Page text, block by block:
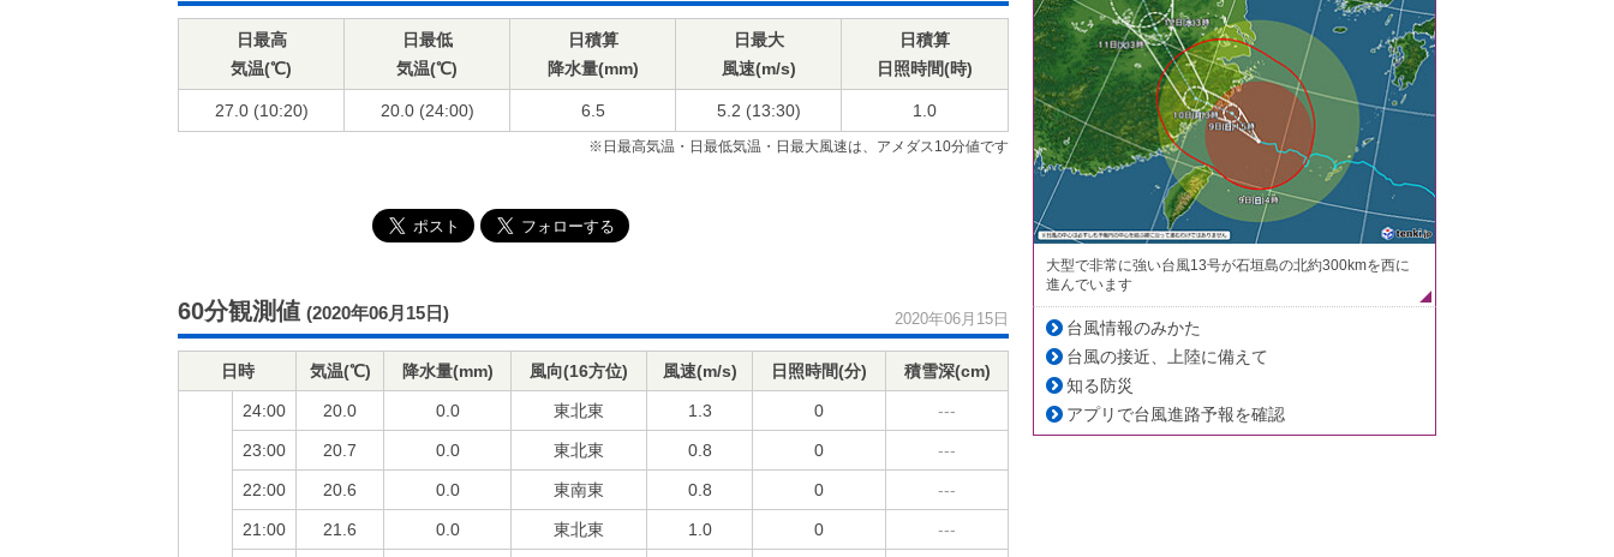
日最高
気温(℃)
日最低
気温(℃)
日積算
降水量(mm)
日最大
風速(m/s)
日積算
日照時間(時)
27.0 (10:20) 20.0 (24:00) 6.5 5.2 (13:30) 1.0
※日最高気温・日最低気温・日最大風速は、アメダス10分値です
60分観測値 (2020年06月15日) 2020年06月15日
日時 気温(℃) 降水量(mm) 風向(16方位) 風速(m/s) 日照時間(分) 積雪深(cm)
24:00 20.0 0.0 東北東 1.3 0 ---
23:00 20.7 0.0 東北東 0.8 0 ---
22:00 20.6 0.0 東南東 0.8 0 ---
21:00 21.6 0.0 東北東 1.0 0 ---
大型で非常に強い台風13号が石垣島の北約300kmを西に
進んでいます
台風情報のみかた
台風の接近、上陸に備えて
知る防災
アプリで台風進路予報を確認